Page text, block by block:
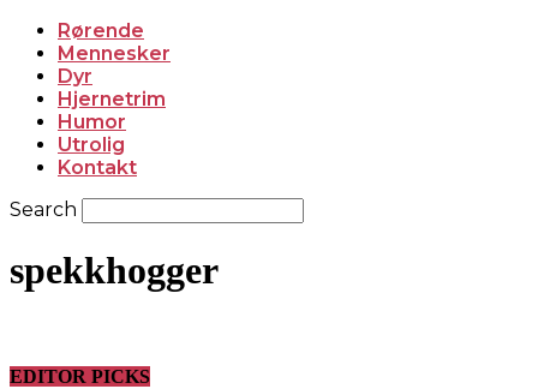
Rørende
Mennesker
Dyr
Hjernetrim
Humor
Utrolig
Kontakt
Search
spekkhogger
EDITOR PICKS